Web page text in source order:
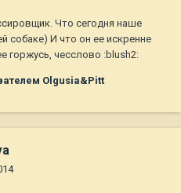
Что сегодня наше
собаке) И что он ее искренне
горжусь, чесслово :blush2:
Olgusia&Pitt